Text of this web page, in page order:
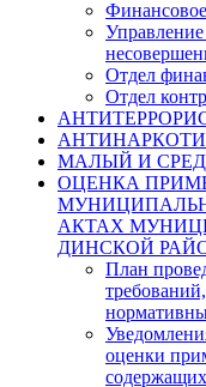
Отдел
Отдел
МАЛЫЙ И
ОЦЕНКА
АКТАХ
ДИНСКОЙ
План
оценки